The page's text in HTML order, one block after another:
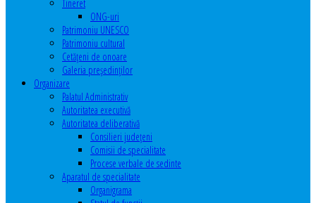
Tineret
ONG-uri
Patrimoniu UNESCO
Patrimoniu cultural
Cetăţeni de onoare
Galeria președinților
Organizare
Palatul Administrativ
Autoritatea executivă
Autoritatea deliberativă
Consilieri judeţeni
Comisii de specialitate
Procese verbale de sedinte
Aparatul de specialitate
Organigrama